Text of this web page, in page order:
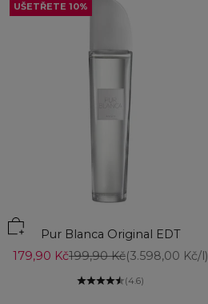
UŠETŘETE 10%
Pur Blanca Original EDT
Prodejní cena
179,90 KčBěžná cena
199,90 Kč(3.598,00 Kč/l)
(4.6)